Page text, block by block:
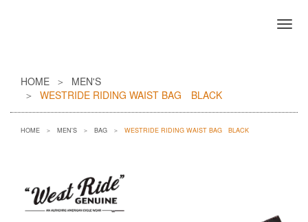
HOME
MEN'S
WESTRIDE RIDING WAIST BAG BLACK
HOME MEN'S BAG WESTRIDE RIDING WAIST BAG BLACK